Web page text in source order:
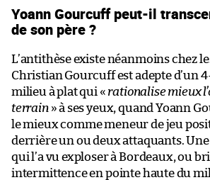
Yoann Gourcuff peut-il
de son père ?
L’antithèse existe néanmoins chez
Christian Gourcuff est adepte d’un
milieu à plat qui « rationalise mieux
terrain» à ses yeux, quand Yoann
le mieux comme meneur de jeu
derrière un ou deux attaquants.
qui l’a vu exploser à Bordeaux, ou
intermittence en pointe haute du